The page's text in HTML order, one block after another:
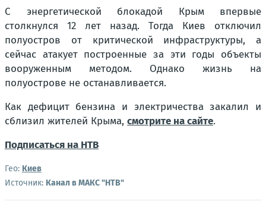
С энергетической блокадой Крым впервые
столкнулся 12 лет назад. Тогда Киев отключил
полуостров от критической инфраструктуры, а
сейчас атакует построенные за эти годы объекты
вооруженным методом. Однако жизнь на
полуострове не останавливается.
Как дефицит бензина и электричества закалил и
сблизил жителей Крыма, смотрите на сайте.
Подписаться на НТВ
Гео: Киев
Источник: Канал в МАКС "НТВ"